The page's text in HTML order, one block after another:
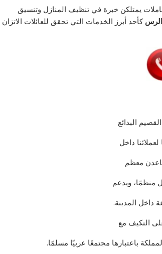
يمتلكن خبرة في تنظيف المنازل وتنسيق
كأحد أبرز الخدمات التي تحقق للعائلات الاتزان
البدائع
داخل
معظم
منظمًا، ويدعم
داخل المدينة.
التكيف مع
باعتبارها مجتمعًا عربيًا مسلمًا.